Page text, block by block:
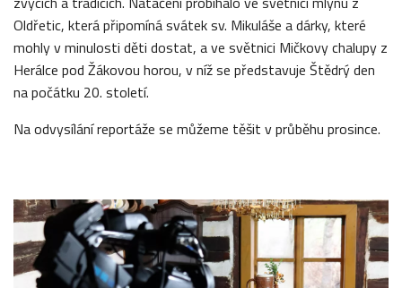
Oldřetic, která připomíná svátek sv. Mikuláše a dárky, které
mohly v minulosti děti dostat, a ve světnici Mičkovy chalupy z
Herálce pod Žákovou horou, v níž se představuje Štědrý den
na počátku 20. století.
Na odvysílání reportáže se můžeme těšit v průběhu prosince.